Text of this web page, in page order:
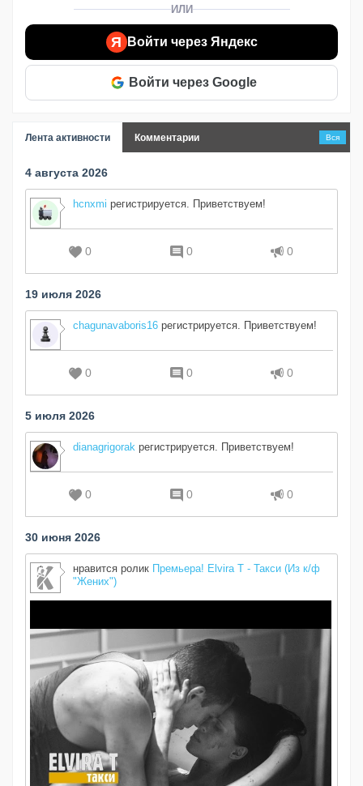
ИЛИ
Я Войти через Яндекс
Войти через Google
Лента активности Комментарии Вся
4 августа 2026
hcnxmi регистрируется. Приветствуем!
0 0 0
19 июля 2026
chagunavaboris16 регистрируется. Приветствуем!
0 0 0
5 июля 2026
dianagrigorak регистрируется. Приветствуем!
0 0 0
30 июня 2026
нравится ролик Премьера! Elvira T - Такси (Из к/ф
"Жених")